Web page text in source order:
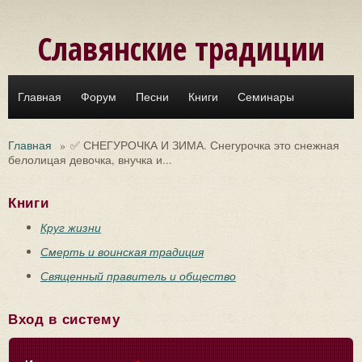
Славянские традиции
Главная Форум Песни Книги Семинары
Главная » ✅ СНЕГУРОЧКА И ЗИМА. Снегурочка это снежная
белолицая девочка, внучка и...
Книги
Круг жизни
Смерть и воинская традиция
Священный правитель и общество
Вход в систему